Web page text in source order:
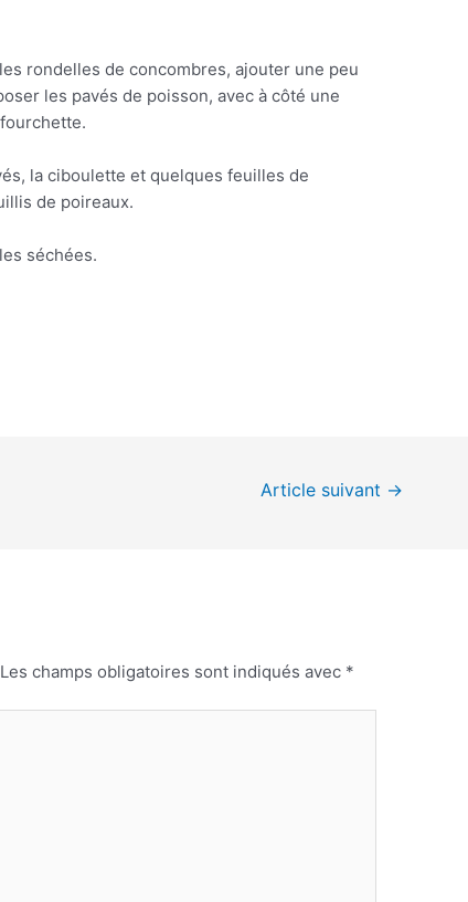
rondelles de concombres, ajouter une peu
les pavés de poisson, avec à côté une
la ciboulette et quelques feuilles de
de poireaux.
séchées.
Article suivant →
Les champs obligatoires sont indiqués avec *